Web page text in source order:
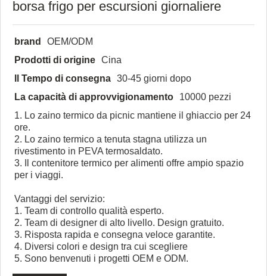
borsa frigo per escursioni giornaliere
brand
OEM/ODM
Prodotti di origine Cina
Il Tempo di consegna 30-45 giorni dopo
La capacità di approvvigionamento
10000 pezzi
1. Lo zaino termico da picnic mantiene il ghiaccio per 24
ore.
2. Lo zaino termico a tenuta stagna utilizza un
rivestimento in PEVA termosaldato.
3. Il contenitore termico per alimenti offre ampio spazio
per i viaggi.
Vantaggi del servizio:
1. Team di controllo qualità esperto.
2. Team di designer di alto livello. Design gratuito.
3. Risposta rapida e consegna veloce garantite.
4. Diversi colori e design tra cui scegliere
5. Sono benvenuti i progetti OEM e ODM.